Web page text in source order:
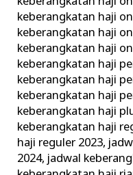
keberangkatan haji
keberangkatan haji
keberangkatan haji
keberangkatan haji
keberangkatan haji
keberangkatan haji
keberangkatan haji
keberangkatan haji
haji reguler 2023,
2024, jadwal